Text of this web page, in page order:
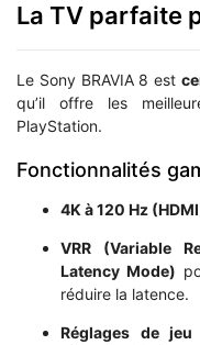
La TV parfaite
Le Sony BRAVIA 8 est
qu’il offre les
PlayStation.
Fonctionnalités
4K à 120 Hz
VRR (Variable
Latency Mode)
réduire la latence.
Réglages de jeu